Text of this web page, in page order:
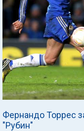
Фернандо Торрес
"Рубин"